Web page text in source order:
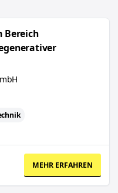
regenerativer
Bereich
MEHR ERFAHREN